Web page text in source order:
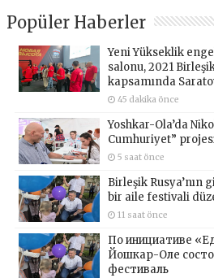
Popüler Haberler
Yeni Yükseklik
salonu, 2021
kapsamında
45 dakika önce
Yoshkar-Ola’da
Cumhuriyet”
5 saat önce
Birleşik Rusya’nın
bir aile festivali
11 saat önce
По инициативе
Йошкар-Оле
фестиваль